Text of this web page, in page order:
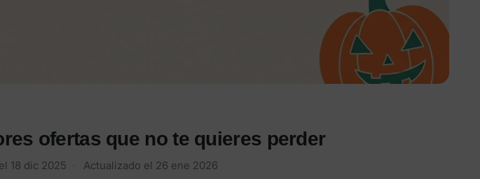
ofertas que no te quieres perder
18 dic 2025 Actualizado el 26 ene 2026